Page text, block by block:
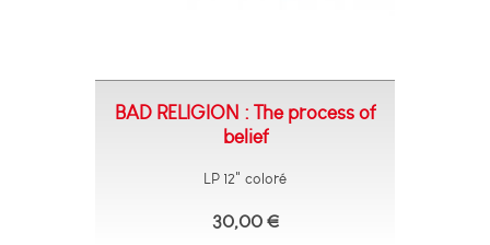
BAD RELIGION : The process of
belief
LP 12" coloré
30,00 €